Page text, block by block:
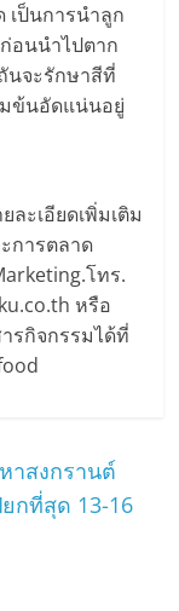
เป็นการนำลูก
อนนำไปตาก
นจะรักษาสีที่
ข้นอัดแน่นอยู่
ะเอียดเพิ่มเติม
การตลาด
โทร.
หรือ
รกิจกรรมได้ที่
าสงกรานต์
กที่สุด 13-16